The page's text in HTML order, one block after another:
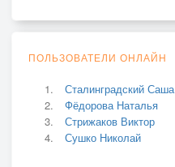
ПОЛЬЗОВАТЕЛИ ОНЛАЙН
Сталинградский Саша
Фёдорова Наталья
Стрижаков Виктор
Сушко Николай